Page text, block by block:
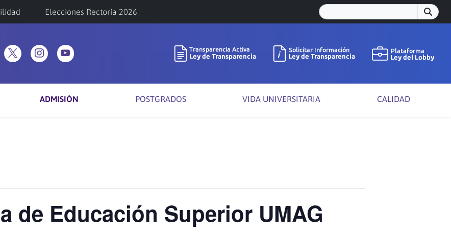
Elecciones Rectoría 2026
ADMISIÓN POSTGRADOS VIDA UNIVERSITARIA CALIDAD
de Educación Superior UMAG